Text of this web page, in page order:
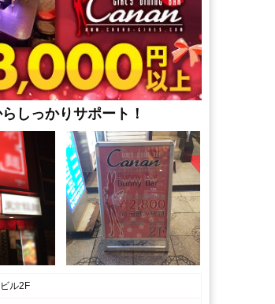
しっかりサポート！
ル2F